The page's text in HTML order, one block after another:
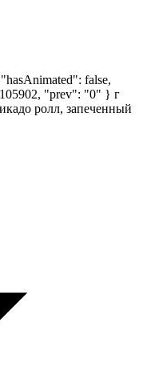
false,
"prev": "0" } г
ролл, запеченный